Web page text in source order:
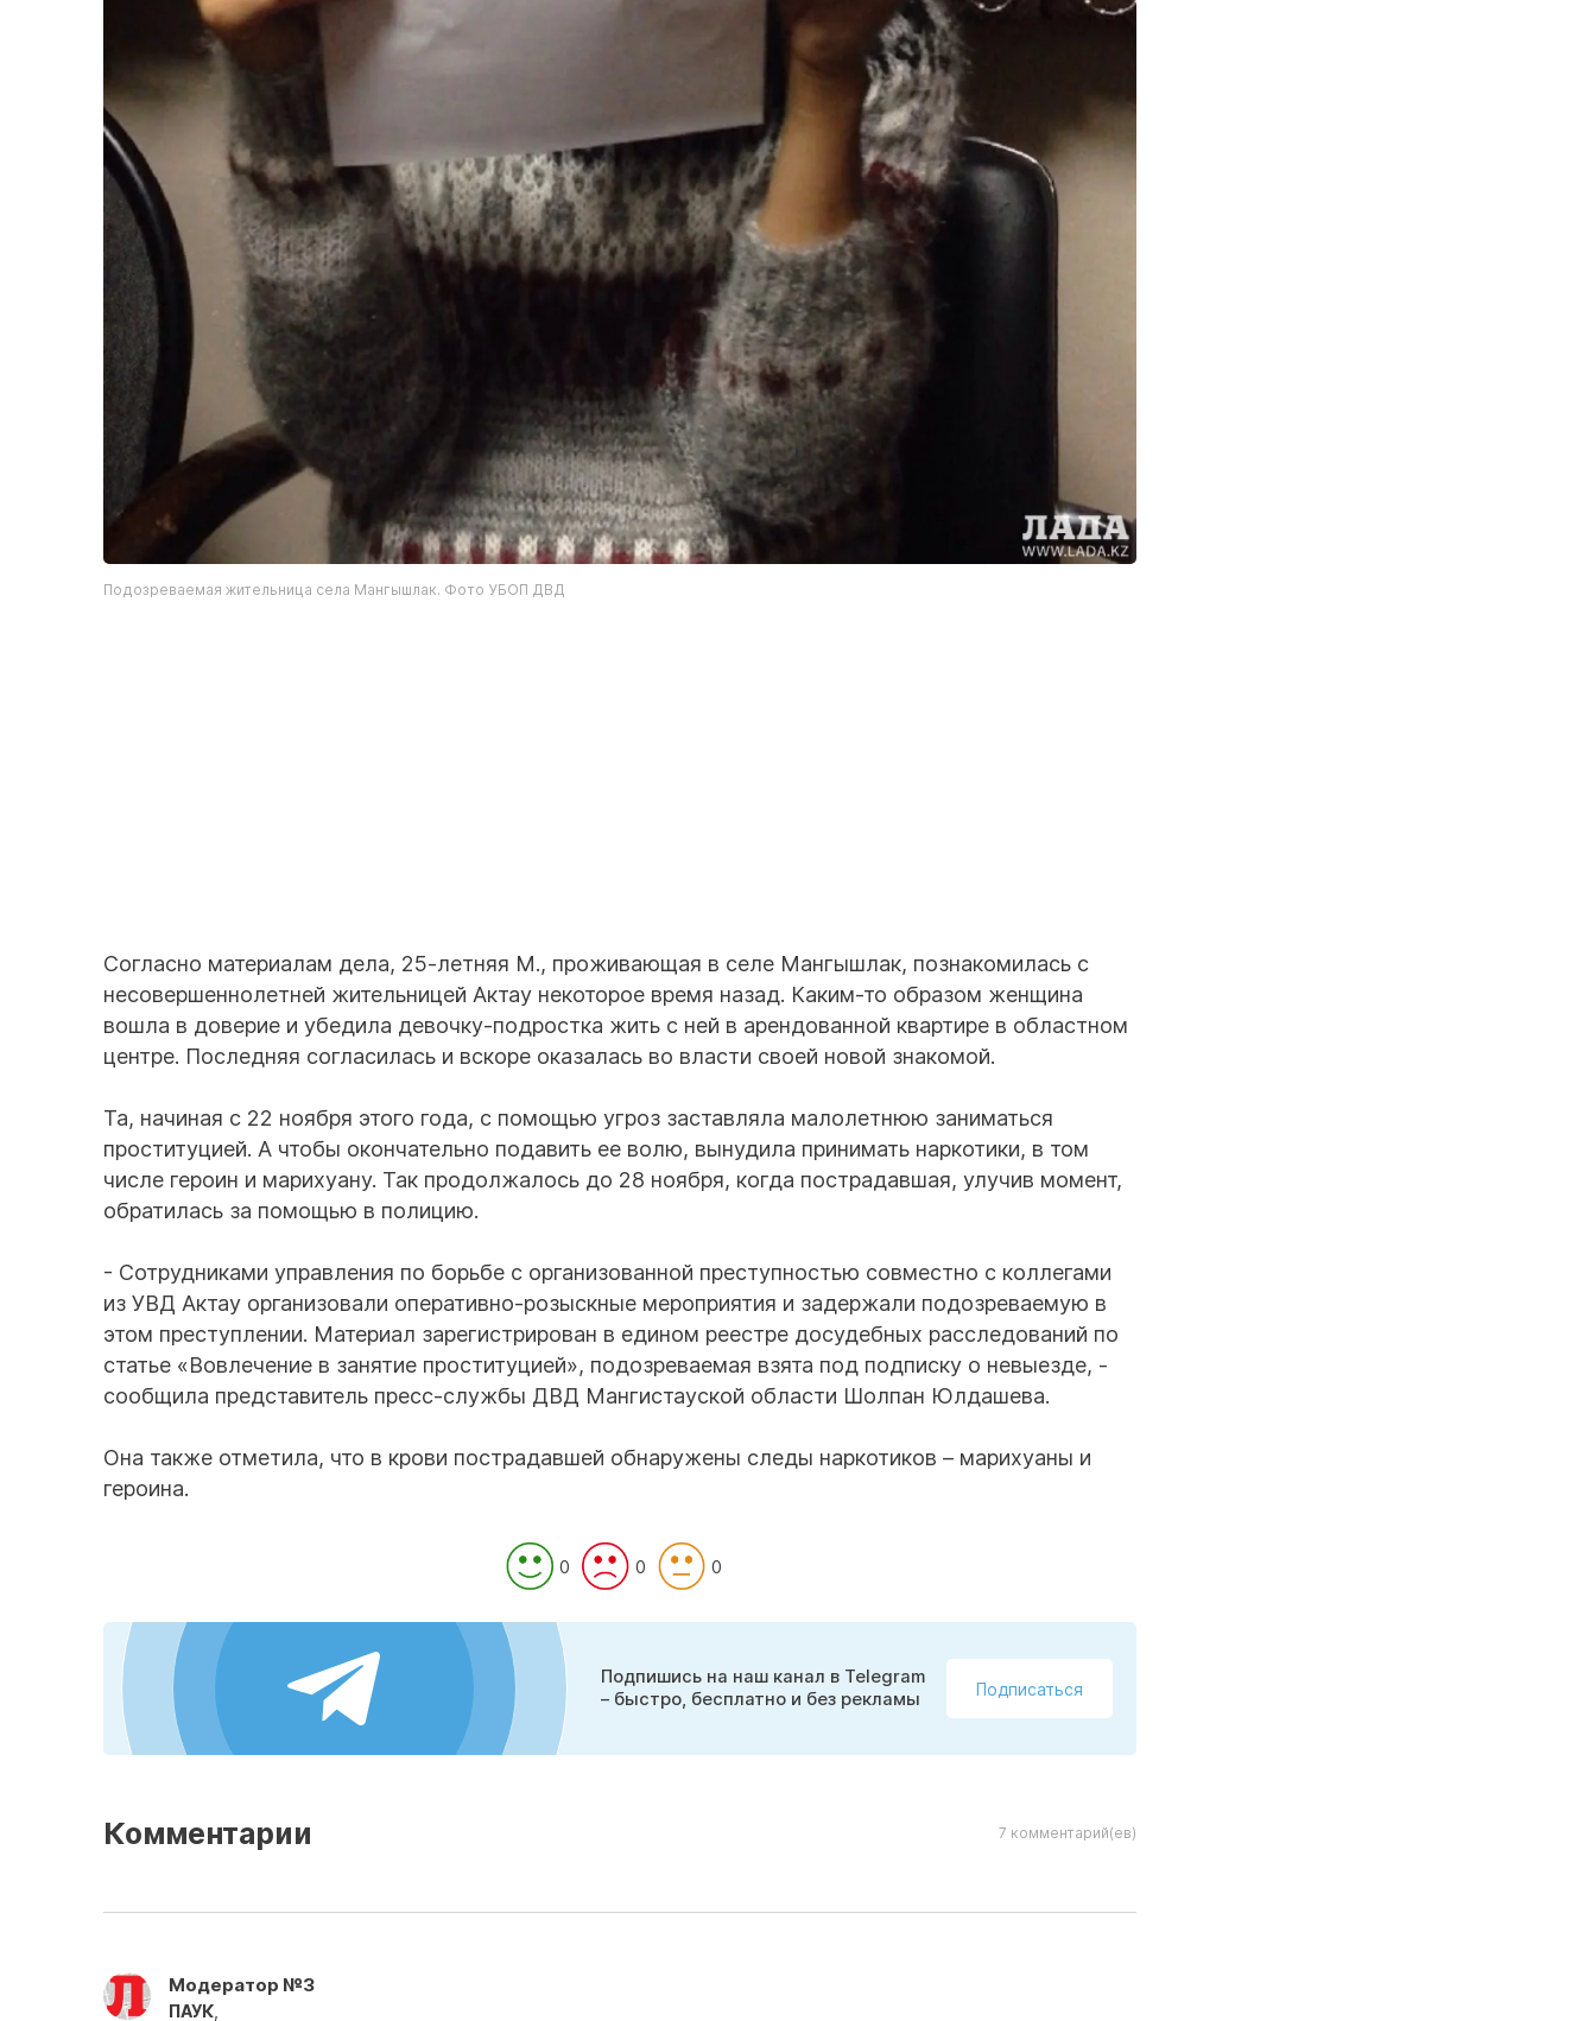
Подозреваемая жительница села Мангышлак. Фото УБОП ДВД
Согласно материалам дела, 25-летняя М., проживающая в селе Мангышлак, познакомилась с
несовершеннолетней жительницей Актау некоторое время назад. Каким-то образом женщина
вошла в доверие и убедила девочку-подростка жить с ней в арендованной квартире в областном
центре. Последняя согласилась и вскоре оказалась во власти своей новой знакомой.
Та, начиная с 22 ноября этого года, с помощью угроз заставляла малолетнюю заниматься
проституцией. А чтобы окончательно подавить ее волю, вынудила принимать наркотики, в том
числе героин и марихуану. Так продолжалось до 28 ноября, когда пострадавшая, улучив момент,
обратилась за помощью в полицию.
- Сотрудниками управления по борьбе с организованной преступностью совместно с коллегами
из УВД Актау организовали оперативно-розыскные мероприятия и задержали подозреваемую в
этом преступлении. Материал зарегистрирован в едином реестре досудебных расследований по
статье «Вовлечение в занятие проституцией», подозреваемая взята под подписку о невыезде, -
сообщила представитель пресс-службы ДВД Мангистауской области Шолпан Юлдашева.
Она также отметила, что в крови пострадавшей обнаружены следы наркотиков – марихуаны и
героина.
0 0 0
Подпишись на наш канал в Telegram
– быстро, бесплатно и без рекламы
Подписаться
Комментарии 7 комментарий(ев)
Модератор №3
ПАУК